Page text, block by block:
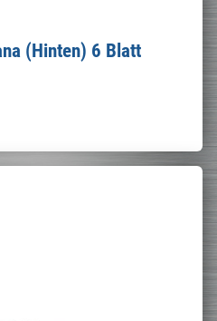
(Hinten) 6 Blatt